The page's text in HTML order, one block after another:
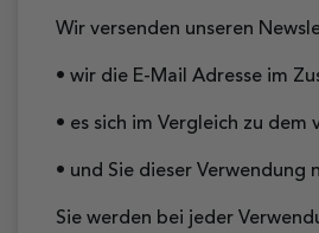
Wir versenden unseren
• wir die E-Mail Adresse im
• es sich im Vergleich zu
• und Sie dieser Verwendung
Sie werden bei jeder